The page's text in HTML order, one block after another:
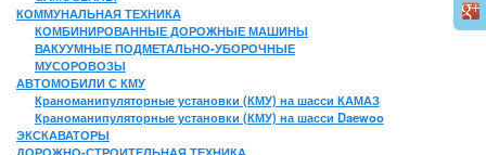
КОММУНАЛЬНАЯ ТЕХНИКА
КОМБИНИРОВАННЫЕ ДОРОЖНЫЕ МАШИНЫ
ВАКУУМНЫЕ ПОДМЕТАЛЬНО-УБОРОЧНЫЕ
МУСОРОВОЗЫ
АВТОМОБИЛИ С КМУ
Краноманипуляторные установки (КМУ) на шасси КАМАЗ
Краноманипуляторные установки (КМУ) на шасси Daewoo
ЭКСКАВАТОРЫ